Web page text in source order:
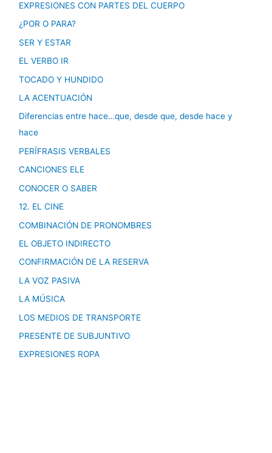
EXPRESIONES CON PARTES DEL CUERPO
¿POR O PARA?
SER Y ESTAR
EL VERBO IR
TOCADO Y HUNDIDO
LA ACENTUACIÓN
Diferencias entre hace…que, desde que, desde hace y
hace
PERÍFRASIS VERBALES
CANCIONES ELE
CONOCER O SABER
12. EL CINE
COMBINACIÓN DE PRONOMBRES
EL OBJETO INDIRECTO
CONFIRMACIÓN DE LA RESERVA
LA VOZ PASIVA
LA MÚSICA
LOS MEDIOS DE TRANSPORTE
PRESENTE DE SUBJUNTIVO
EXPRESIONES ROPA